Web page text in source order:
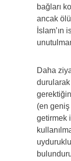
bağları
ancak
Daha
durularak
(en
getirmek